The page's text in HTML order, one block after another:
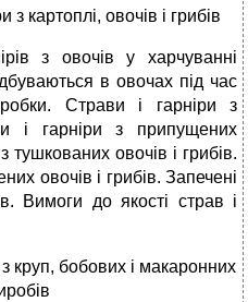
картоплі, овочів і грибів
з овочів у харчуванні
в овочах під час
Страви і гарніри з
і гарніри з припущених
тушкованих овочів і грибів.
овочів і грибів. Запечені
Вимоги до якості страв і
круп, бобових і макаронних